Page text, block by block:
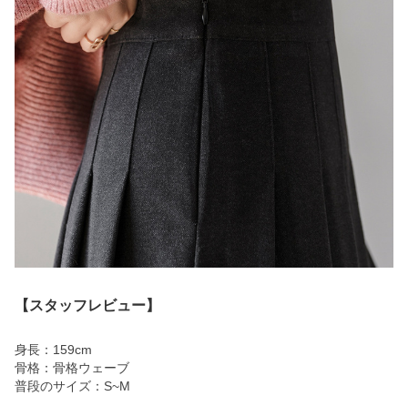
【スタッフレビュー】
身長：159cm
骨格：骨格ウェーブ
普段のサイズ：S~M